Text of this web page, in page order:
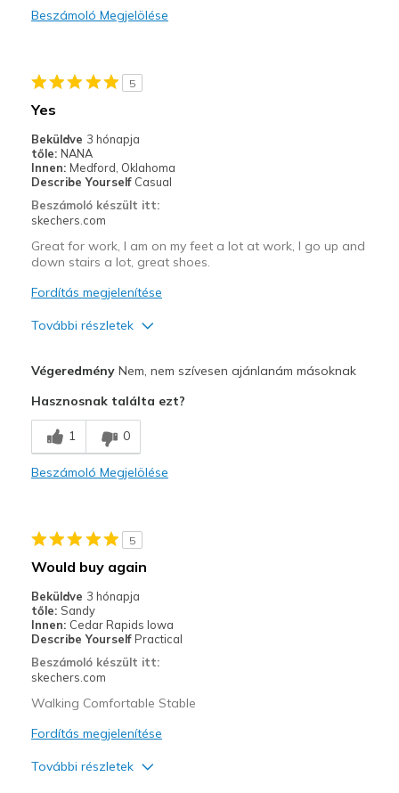
Going Out
Travel
Width
Sizing
View On Shoes
Shoes are for Wearing
Beszámoló Megjelölése
5
Yes
Beküldve 3 hónapja
tőle: NANA
Innen: Medford, Oklahoma
Describe Yourself Casual
Beszámoló készült itt:
skechers.com
Great for work, I am on my feet a lot at work, I go up and
down stairs a lot, great shoes.
Fordítás megjelenítése
További részletek
Breathe Well
Comfortable
Width
Feels true to width
Sizing
Feels true to size
View On Shoes
Shoes are for Wearing
VégeredményNem, nem szívesen ajánlanám másoknak
Hasznosnak találta ezt?
1 0
Beszámoló Megjelölése
5
Would buy again
Beküldve 3 hónapja
tőle: Sandy
Innen: Cedar Rapids Iowa
Describe Yourself Practical
Beszámoló készült itt:
skechers.com
Walking Comfortable Stable
Fordítás megjelenítése
További részletek